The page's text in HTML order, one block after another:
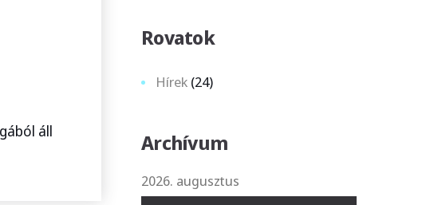
áll
Rovatok
Hírek (24)
Archívum
2026. augusztus